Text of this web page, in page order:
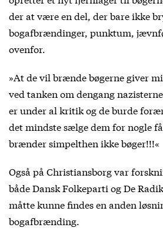
der at være en del, der bare ikke
bogafbrændinger, punktum,
ovenfor.
»At de vil brænde bøgerne giver
ved tanken om dengang
er under al kritik og de burde
det mindste sælge dem for nogle
brænder simpelthen ikke bøger!!!«
Også på Christiansborg var
både Dansk Folkeparti og De
måtte kunne findes en anden
bogafbrænding.